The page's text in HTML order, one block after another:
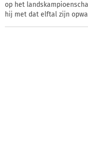
op het
hij met dat elftal zijn